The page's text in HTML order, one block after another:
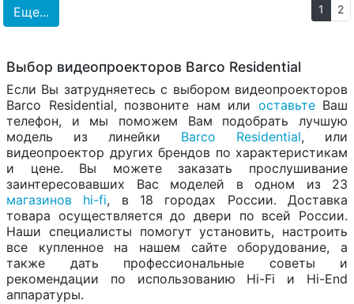
Еще... 1 2
Выбор видеопроекторов Barco Residential
Если Вы затрудняетесь с выбором видеопроекторов
Barco Residential, позвоните нам или оставьтеВаш
телефон, и мы поможем Вам подобрать лучшую
модель из линейки Barco Residential, или
видеопроектор других брендов по характеристикам
и цене. Вы можете заказать прослушивание
заинтересовавших Вас моделей в одном из 23
магазинов hi-fi, в 18 городах России. Доставка
товара осуществляется до двери по всей России.
Наши специалисты помогут установить, настроить
все купленное на нашем сайте оборудование, а
также дать профессиональные советы и
рекомендации по использованию Hi-Fi и Hi-End
аппаратуры.